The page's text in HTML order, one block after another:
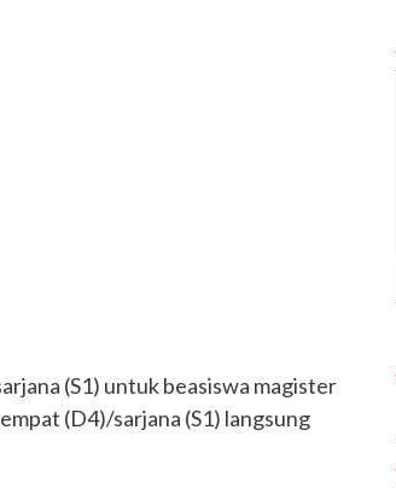
(S1) untuk beasiswa magister
(D4)/sarjana (S1) langsung